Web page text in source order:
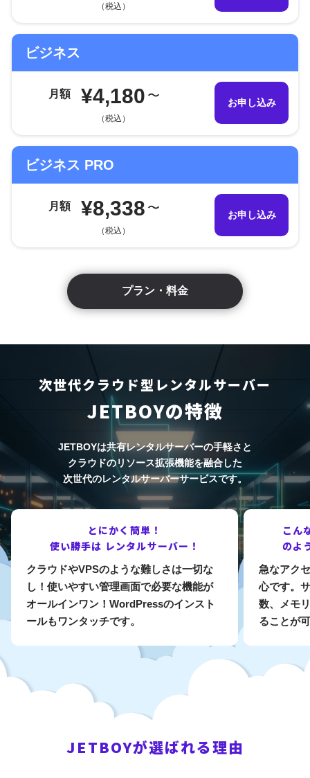
（税込）
ビジネス
月額 ¥4,180 〜
（税込）
お申し込み
ビジネス PRO
月額 ¥8,338 〜
（税込）
お申し込み
プラン・料金
次世代クラウド型レンタルサーバー
JETBOYの特徴
JETBOYは共有レンタルサーバーの手軽さと
クラウドのリソース拡張機能を融合した
次世代のレンタルサーバーサービスです。
とにかく簡単！
使い勝手は レンタルサーバー！
クラウドやVPSのような難しさは一切な
し！使いやすい管理画面で必要な機能が
オールインワン！WordPressのインスト
ールもワンタッチです。
こん
のよ
急なアク
心です。
数、メモ
ることが
JETBOYが選ばれる理由